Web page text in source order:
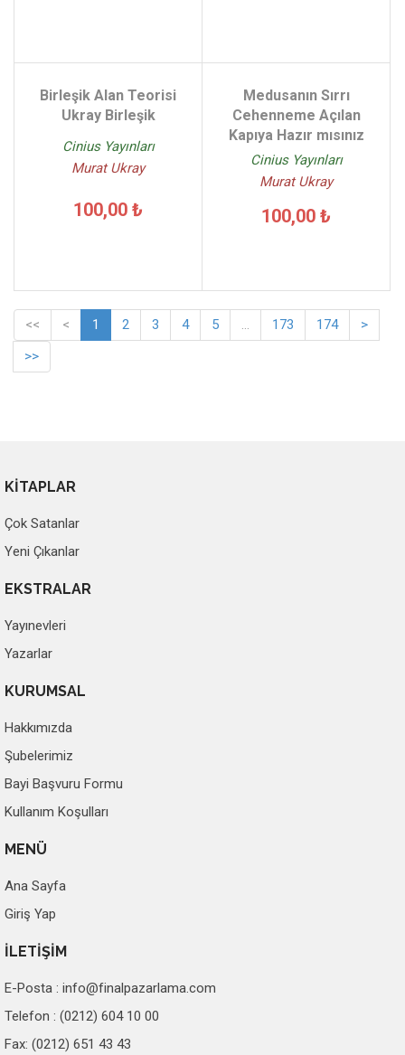
Birleşik Alan Teorisi
Ukray Birleşik
Cinius Yayınları
Murat Ukray
100,00 ₺
Medusanın Sırrı
Cehenneme Açılan
Kapıya Hazır mısınız
Cinius Yayınları
Murat Ukray
100,00 ₺
<< < 1 2 3 4 5 ... 173 174
>
>>
KİTAPLAR
Çok Satanlar
Yeni Çıkanlar
EKSTRALAR
Yayınevleri
Yazarlar
KURUMSAL
Hakkımızda
Şubelerimiz
Bayi Başvuru Formu
Kullanım Koşulları
MENÜ
Ana Sayfa
Giriş Yap
İLETİŞİM
E-Posta : info@finalpazarlama.com
Telefon : (0212) 604 10 00
Fax: (0212) 651 43 43